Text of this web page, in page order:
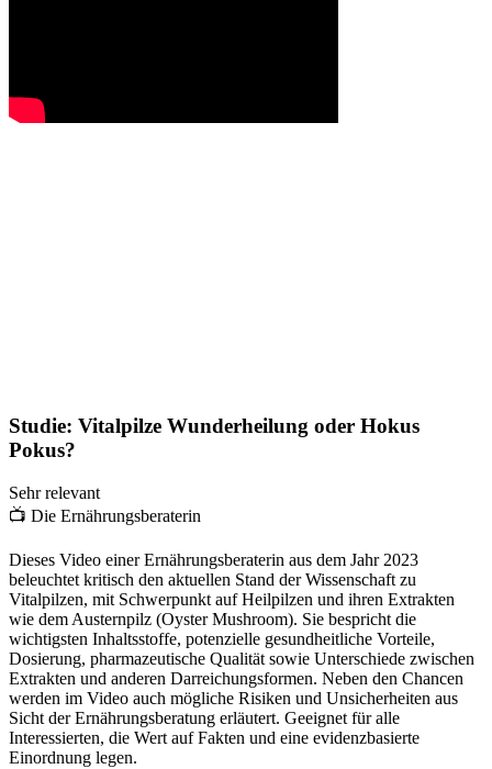
Studie: Vitalpilze Wunderheilung oder Hokus
Pokus?
Sehr relevant
📺 Die Ernährungsberaterin
Dieses Video einer Ernährungsberaterin aus dem Jahr 2023
beleuchtet kritisch den aktuellen Stand der Wissenschaft zu
Vitalpilzen, mit Schwerpunkt auf Heilpilzen und ihren Extrakten
wie dem Austernpilz (Oyster Mushroom). Sie bespricht die
wichtigsten Inhaltsstoffe, potenzielle gesundheitliche Vorteile,
Dosierung, pharmazeutische Qualität sowie Unterschiede zwischen
Extrakten und anderen Darreichungsformen. Neben den Chancen
werden im Video auch mögliche Risiken und Unsicherheiten aus
Sicht der Ernährungsberatung erläutert. Geeignet für alle
Interessierten, die Wert auf Fakten und eine evidenzbasierte
Einordnung legen.